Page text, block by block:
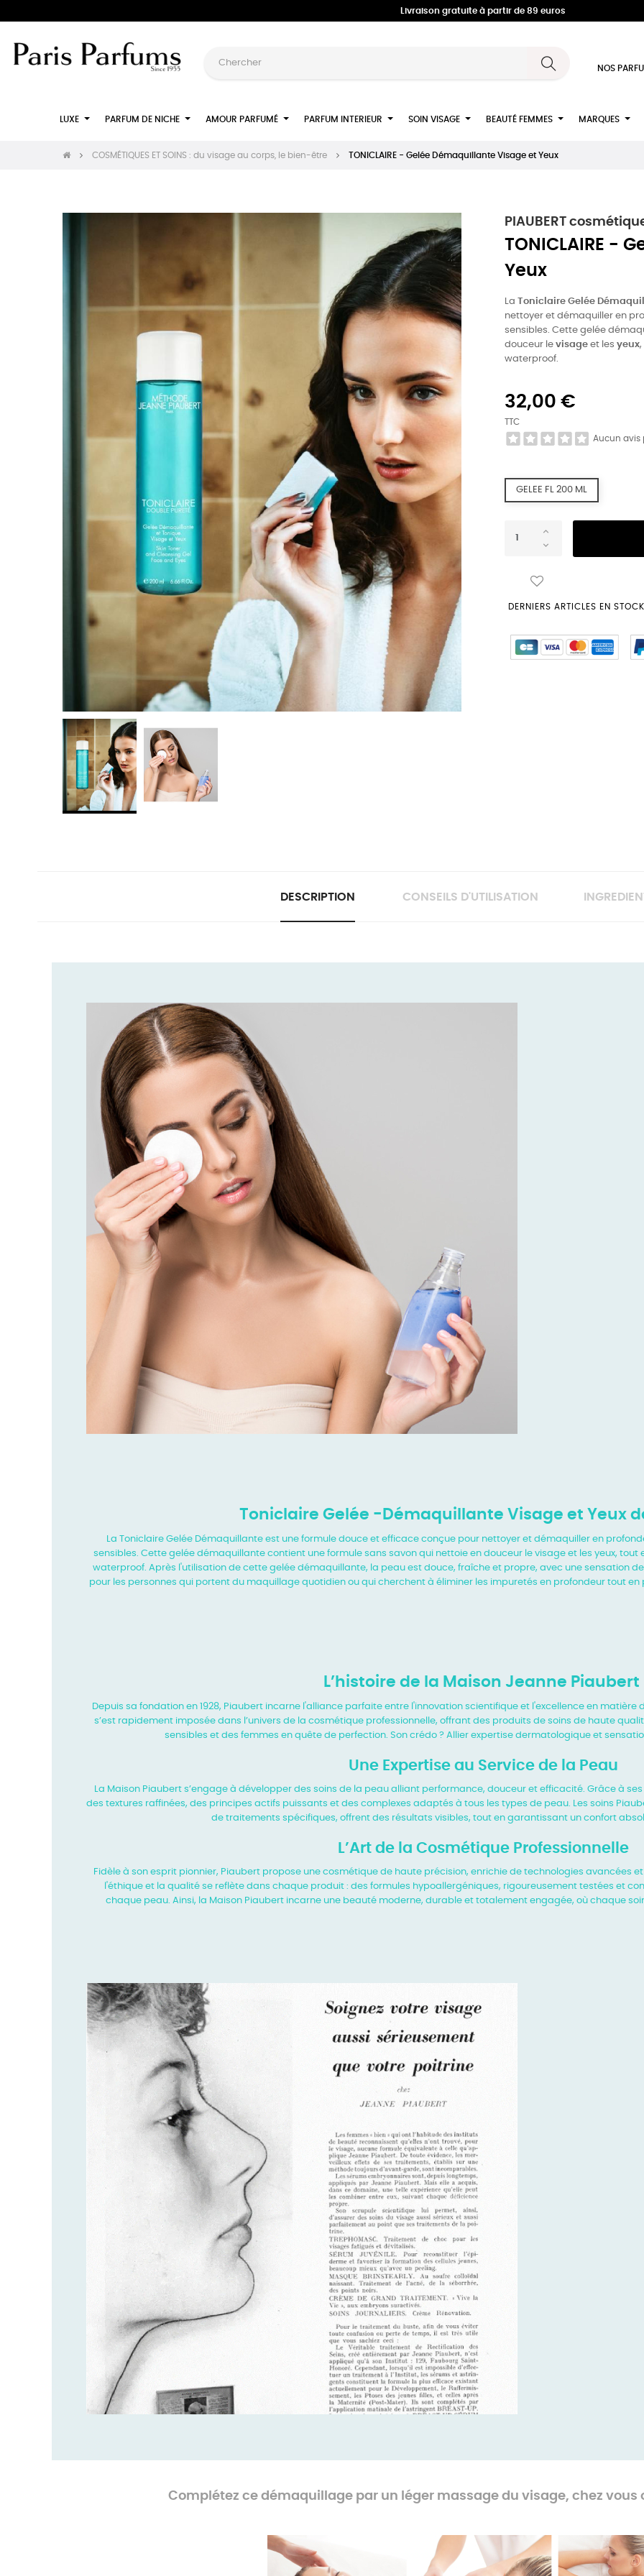
Livraison gratuite à partir de 89 euros
NOS
LUXE PARFUM DE NICHE AMOUR PARFUMÉ PARFUM INTERIEUR SOIN VISAGE BEAUTÉ FEMMES MARQUES
COSMÉTIQUES ET SOINS : du visage au corps, le bien-être TONICLAIRE - Gelée Démaquillante Visage et Yeux
PIAUBERT
TONICLAIRE -
Yeux
La Toniclaire Gelée
nettoyer et démaquiller en
sensibles. Cette gelée
douceur le visage et les yeux,
waterproof.
32,00 €
TTC
Aucun avis
GELEE FL 200 ML
DERNIERS ARTICLES EN STOCK
DESCRIPTION CONSEILS D'UTILISATION
Toniclaire Gelée -Démaquillante Visage et Yeux
La Toniclaire Gelée Démaquillante est une formule douce et efficace conçue pour nettoyer et démaquiller en
sensibles. Cette gelée démaquillante contient une formule sans savon qui nettoie en douceur le visage et les yeux,
waterproof. Après l'utilisation de cette gelée démaquillante, la peau est douce, fraîche et propre, avec une sensation
pour les personnes qui portent du maquillage quotidien ou qui cherchent à éliminer les impuretés en profondeur tout
L’histoire de la Maison Jeanne Piaubert
Depuis sa fondation en 1928, Piaubert incarne l'alliance parfaite entre l'innovation scientifique et l'excellence en matière
s’est rapidement imposée dans l’univers de la cosmétique professionnelle, offrant des produits de soins de haute
sensibles et des femmes en quête de perfection. Son crédo ? Allier expertise dermatologique et
Une Expertise au Service de la Peau
La Maison Piaubert s’engage à développer des soins de la peau alliant performance, douceur et efficacité. Grâce à
des textures raffinées, des principes actifs puissants et des complexes adaptés à tous les types de peau. Les soins
de traitements spécifiques, offrent des résultats visibles, tout en garantissant un confort
L’Art de la Cosmétique Professionnelle
Fidèle à son esprit pionnier, Piaubert propose une cosmétique de haute précision, enrichie de technologies avancées
l'éthique et la qualité se reflète dans chaque produit : des formules hypoallergéniques, rigoureusement testées et
chaque peau. Ainsi, la Maison Piaubert incarne une beauté moderne, durable et totalement engagée, où chaque
Complétez ce démaquillage par un léger massage du visage, chez vous